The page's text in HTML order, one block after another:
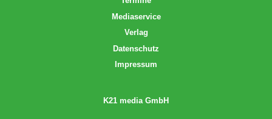
Mediaservice
Verlag
Datenschutz
Impressum
K21 media GmbH